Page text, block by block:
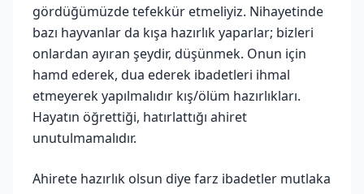
gördüğümüzde tefekkür etmeliyiz. Nihayetinde
bazı hayvanlar da kışa hazırlık yaparlar; bizleri
onlardan ayıran şeydir, düşünmek. Onun için
hamd ederek, dua ederek ibadetleri ihmal
etmeyerek yapılmalıdır kış/ölüm hazırlıkları.
Hayatın öğrettiği, hatırlattığı ahiret
unutulmamalıdır.
Ahirete hazırlık olsun diye farz ibadetler mutlaka